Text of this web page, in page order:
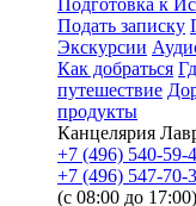
Подготовка к
Подать записку
Экскурсии
Как добраться
путешествие
продукты
Канцелярия
+7 (496) 540-59-
+7 (496) 547-70-
(с 08:00 до 17:00)